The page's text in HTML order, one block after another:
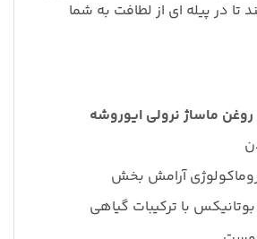
تا در پیله ای از لطافت به شما
ماساژ نرولی ایوروشه
آرامش بخش
با ترکیبات گیاهی